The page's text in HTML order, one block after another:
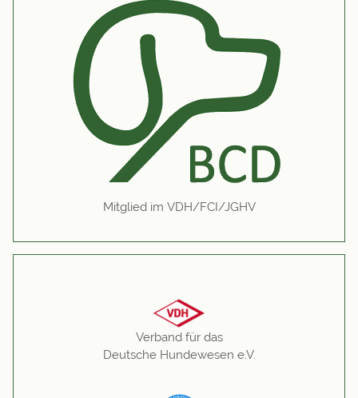
Mitglied im VDH/FCI/JGHV
Verband für das
Deutsche Hundewesen e.V.